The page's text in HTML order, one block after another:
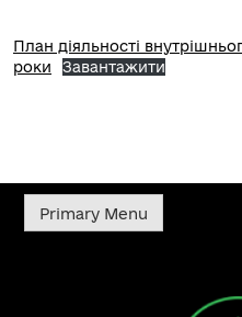
План діяльності
роки
Завантажити
Primary Menu